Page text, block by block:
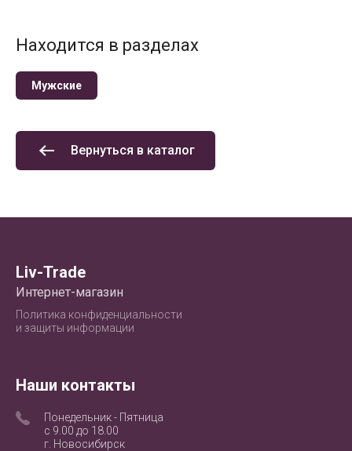
Находится в разделах
Мужские
Вернуться в каталог
Liv-Trade
Интернет-магазин
Политика конфиденциальности
и защиты информации
Наши контакты
Понедельник - Пятница
с 9.00 до 18.00
г. Новосибирск